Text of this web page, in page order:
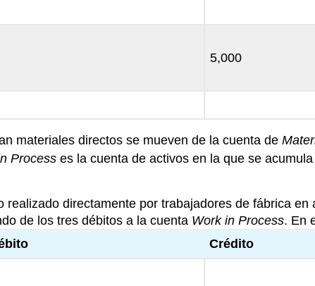
5,000
materiales directos se mueven de la cuenta de
Processes la cuenta de activos en la que se
directamente por trabajadores de fábrica
de los tres débitos a la cuenta Work in Process. En
Crédito